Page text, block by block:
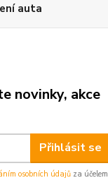
auta
novinky, akce
Přihlásit se
osobních údajů za účelem